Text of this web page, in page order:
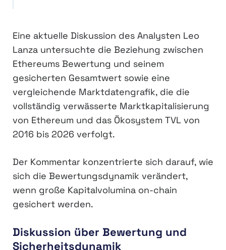
Eine aktuelle Diskussion des Analysten Leo
Lanza untersuchte die Beziehung zwischen
Ethereums Bewertung und seinem
gesicherten Gesamtwert sowie eine
vergleichende Marktdatengrafik, die die
vollständig verwässerte Marktkapitalisierung
von Ethereum und das Ökosystem TVL von
2016 bis 2026 verfolgt.
Der Kommentar konzentrierte sich darauf, wie
sich die Bewertungsdynamik verändert,
wenn große Kapitalvolumina on-chain
gesichert werden.
Diskussion über Bewertung und
Sicherheitsdynamik